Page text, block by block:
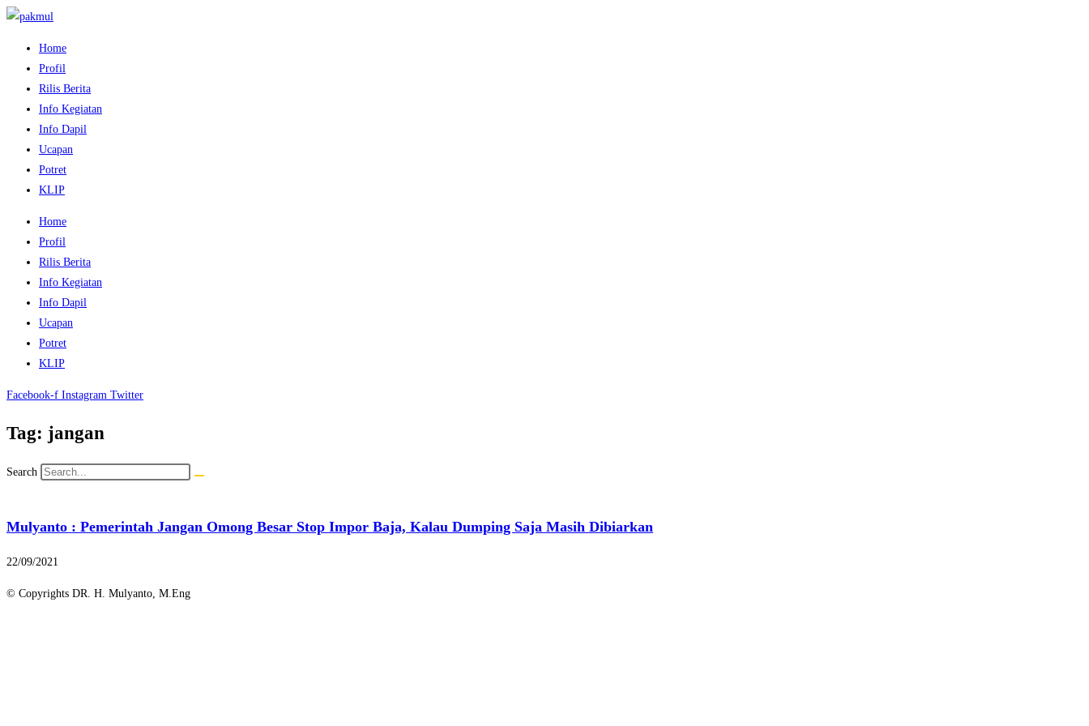
Home
Profil
Rilis Berita
Info Kegiatan
Info Dapil
Ucapan
Potret
KLIP
Home
Profil
Rilis Berita
Info Kegiatan
Info Dapil
Ucapan
Potret
KLIP
Facebook-f Instagram Twitter
Tag: jangan
Search
Mulyanto : Pemerintah Jangan Omong Besar Stop Impor Baja, Kalau Dumping Saja Masih Dibiarkan
22/09/2021
© Copyrights DR. H. Mulyanto, M.Eng